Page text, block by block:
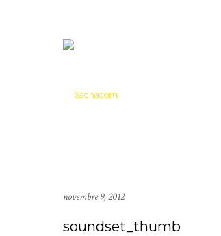
novembre 9, 2012
soundset_thumb